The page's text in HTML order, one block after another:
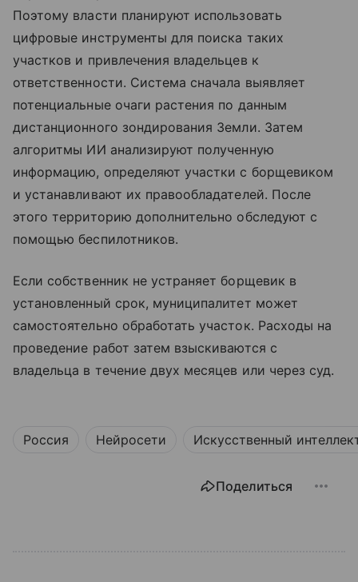
Поэтому власти планируют использовать
цифровые инструменты для поиска таких
участков и привлечения владельцев к
ответственности. Система сначала выявляет
потенциальные очаги растения по данным
дистанционного зондирования Земли. Затем
алгоритмы ИИ анализируют полученную
информацию, определяют участки с борщевиком
и устанавливают их правообладателей. После
этого территорию дополнительно обследуют с
помощью беспилотников.
Если собственник не устраняет борщевик в
установленный срок, муниципалитет может
самостоятельно обработать участок. Расходы на
проведение работ затем взыскиваются с
владельца в течение двух месяцев или через суд.
Россия Нейросети Искусственный
Поделиться